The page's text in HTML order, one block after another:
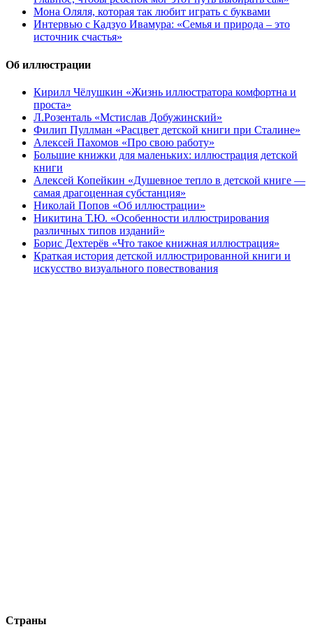
Мона Оляля, которая так любит играть с буквами
Интервью с Кадзуо Ивамура: «Семья и природа – это
источник счастья»
Об иллюстрации
Кирилл Чёлушкин «Жизнь иллюстратора комфортна и
проста»
Л.Розенталь «Мстислав Добужинский»
Филип Пуллман «Расцвет детской книги при Сталине»
Алексей Пахомов «Про свою работу»
Большие книжки для маленьких: иллюстрация детской
книги
Алексей Копейкин «Душевное тепло в детской книге —
самая драгоценная субстанция»
Николай Попов «Об иллюстрации»
Никитина Т.Ю. «Особенности иллюстрирования
различных типов изданий»
Борис Дехтерёв «Что такое книжная иллюстрация»
Краткая история детской иллюстрированной книги и
искусство визуального повествования
Страны